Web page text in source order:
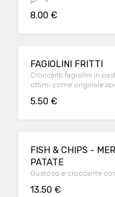
anticipa la primavera è
8.00 €
FAGIOLINI FRITTI
Croccanti fagiolini in
ottimi come originale
5.50 €
FISH & CHIPS -
PATATE
Gustoso e croccante
13.50 €